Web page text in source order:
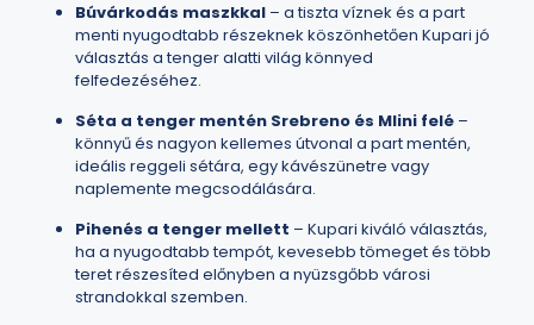
Búvárkodás maszkkal – a tiszta víznek és a part
menti nyugodtabb részeknek köszönhetően Kupari jó
választás a tenger alatti világ könnyed
felfedezéséhez.
Séta a tenger mentén Srebreno és Mlini felé –
könnyű és nagyon kellemes útvonal a part mentén,
ideális reggeli sétára, egy kávészünetre vagy
naplemente megcsodálására.
Pihenés a tenger mellett – Kupari kiváló választás,
ha a nyugodtabb tempót, kevesebb tömeget és több
teret részesíted előnyben a nyüzsgőbb városi
strandokkal szemben.